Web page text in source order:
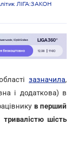
ЛІГА:ЗАКОН
зазначила,
і додаткова) в
в перший
тривалістю шість